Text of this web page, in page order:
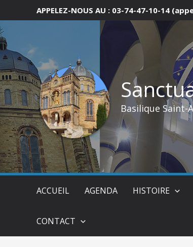
au
contenu
APPELEZ-NOUS AU : 03-74-47-10-14
Basilique Saint-
ACCUEIL AGENDA HISTOIRE
CONTACT